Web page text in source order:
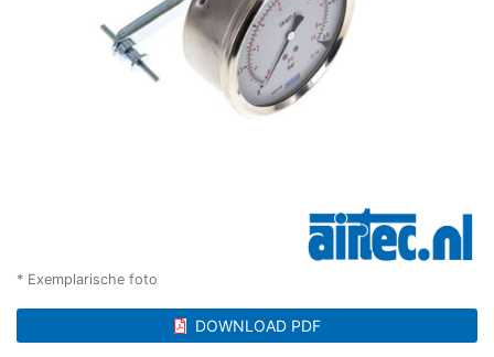
* Exemplarische foto
DOWNLOAD PDF